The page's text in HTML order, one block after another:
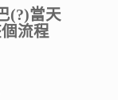
(?)當天
流程